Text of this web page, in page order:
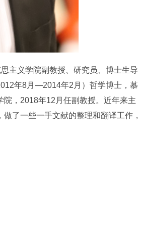
义学院副教授、研究员、博士生导
年8月—2014年2月）哲学博士，慕
，2018年12月任副教授。近年来主
了一些一手文献的整理和翻译工作，